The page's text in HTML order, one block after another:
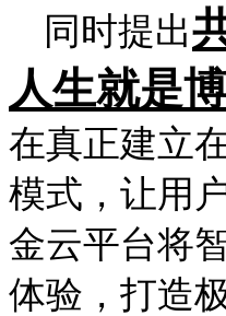
同时提出
人生就是
在真正建立
模式，让
金云平台将智
体验，打